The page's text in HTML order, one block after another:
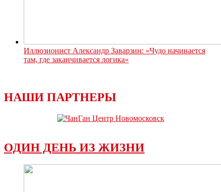
Иллюзионист Александр Заварзин: «Чудо начинается
там, где заканчивается логика»
НАШИ ПАРТНЕРЫ
ОДИН ДЕНЬ ИЗ ЖИЗНИ